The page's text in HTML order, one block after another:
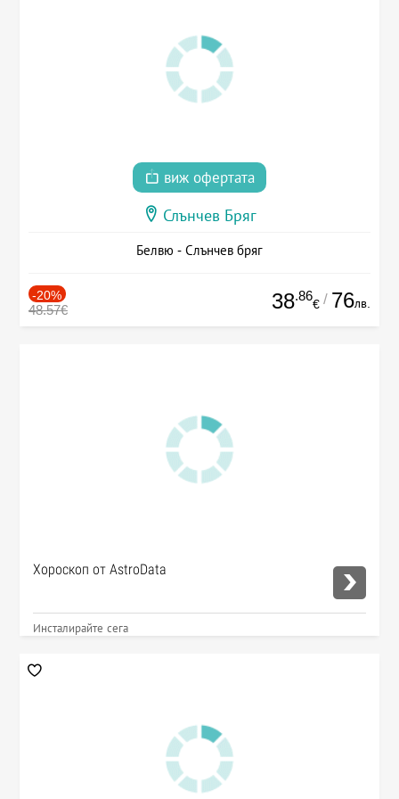
виж офертата
Слънчев Бряг
Белвю - Слънчев бряг
-20%
48.57€ 38.86
€ / 76лв.
Хороскоп от AstroData
Инсталирайте сега